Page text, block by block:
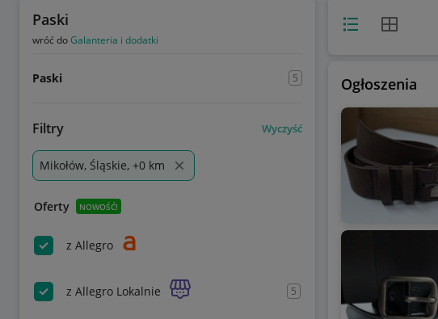
Paski
wróć doGalanteria i dodatki
Paski 5
Filtry Wyczyść
Mikołów, Śląskie, +0 km
Oferty NOWOŚĆ!
z Allegro
z Allegro Lokalnie 5
Widok listyWidok siatki
Ogłoszenia